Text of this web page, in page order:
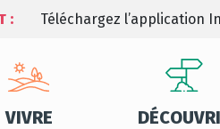
: Téléchargez l’application
VIVRE